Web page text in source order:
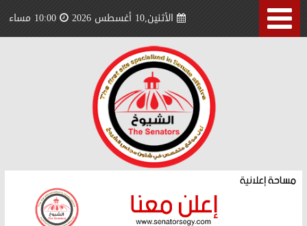
الأثنين,10 أغسطس 2026 10:00 مساء